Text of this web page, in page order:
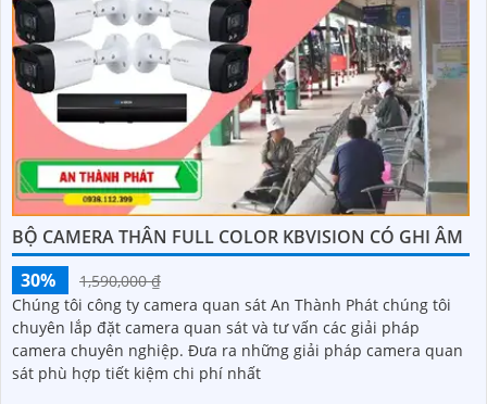
BỘ CAMERA THÂN FULL COLOR KBVISION CÓ GHI ÂM
30%
1,590,000 ₫
Chúng tôi công ty camera quan sát An Thành Phát chúng tôi
chuyên lắp đặt camera quan sát và tư vấn các giải pháp
camera chuyên nghiệp. Đưa ra những giải pháp camera quan
sát phù hợp tiết kiệm chi phí nhất